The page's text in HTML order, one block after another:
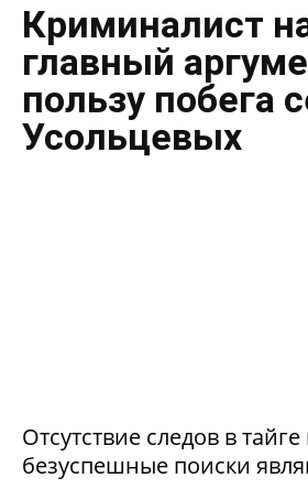
Криминалист
главный
пользу побега
Усольцевых
Отсутствие следов в тайге
безуспешные поиски